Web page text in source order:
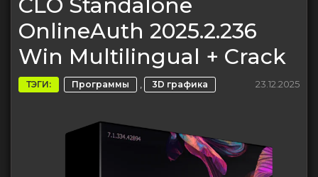
CLO Standalone
OnlineAuth 2025.2.236
Win Multilingual + Crack
ТЭГИ: Программы , 3D графика 23.12.2025